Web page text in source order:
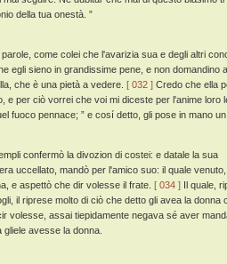
della tua onestà. ”
come colei che l'avarizia sua e degli altri
egli sieno in grandissime pene, e non domandino
che è una pietà a vedere. [ 032 ] Credo che ella
e per ciò vorrei che voi mi diceste per l'anime loro
fuoco pennace; ” e cosí detto, gli pose in mano un
confermò la divozion di costei: e datale la sua
uccellato, mandò per l'amico suo: il quale
e aspettò che dir volesse il frate. [ 034 ] Il quale,
il riprese molto di ciò che detto gli avea la donna
volesse, assai tiepidamente negava sé aver
avesse la donna.